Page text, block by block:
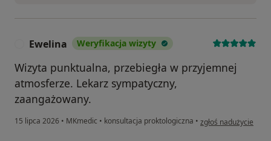
Ewelina Weryfikacja wizyty
Wizyta punktualna, przebiegła w przyjemnej
atmosferze. Lekarz sympatyczny,
zaangażowany.
15 lipca 2026 • MKmedic • konsultacja proktologiczna • w opinii użytkownika
zgłoś nadużycie